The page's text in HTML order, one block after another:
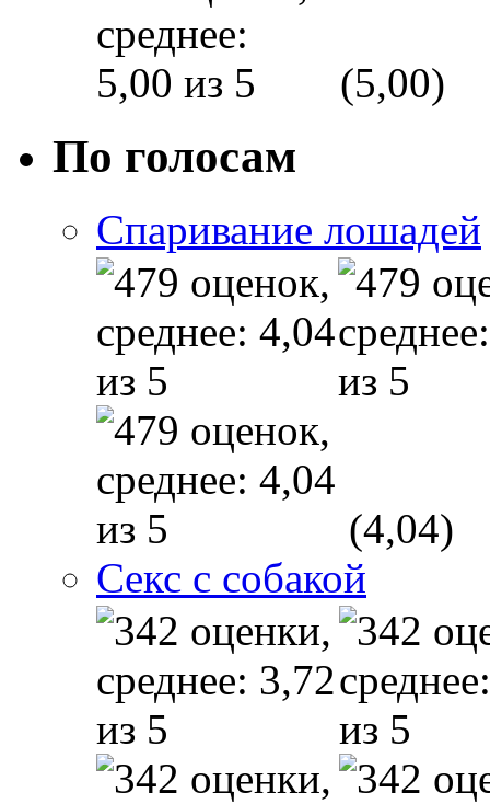
(5,00)
По голосам
Спаривание лошадей
(4,04)
Секс с собакой